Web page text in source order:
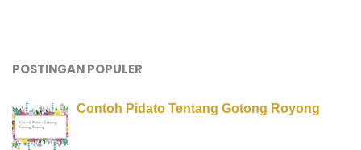
POSTINGAN POPULER
Contoh Pidato Tentang Gotong Royong